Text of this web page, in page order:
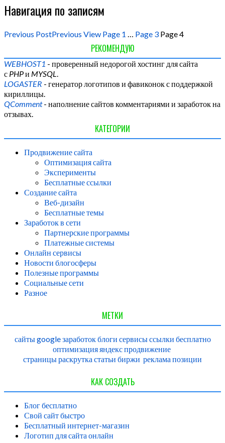
Навигация по записям
Previous PostPrevious View Page 1 Page 3 Page4
РЕКОМЕНДУЮ
WEBHOST1 - проверенный недорогой хостинг для сайта
с PHPи MYSQL
LOGASTER - генератор логотипов и фавиконок с поддержкой
кириллицы.
QComment- наполнение сайтов комментариями и заработок на
отзывах.
КАТЕГОРИИ
Продвижение сайта
Оптимизация сайта
Эксперименты
Бесплатные ссылки
Создание сайта
Веб-дизайн
Бесплатные темы
Заработок в сети
Партнерские программы
Платежные системы
Онлайн сервисы
Новости блогосферы
Полезные программы
Социальные сети
Разное
МЕТКИ
сайтыgoogleзаработокблоги сервисыссылки бесплатно
оптимизацияяндекспродвижение
страницыраскрутка статьи биржи реклама позиции
КАК СОЗДАТЬ
Блог бесплатно
Свой сайт быстро
Бесплатный интернет-магазин
Логотип для сайта онлайн